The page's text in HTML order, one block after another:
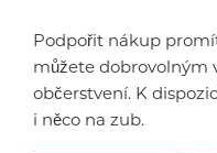
Podpořit nákup
můžete dobrovolným
občerstvení. K
i něco na zub.